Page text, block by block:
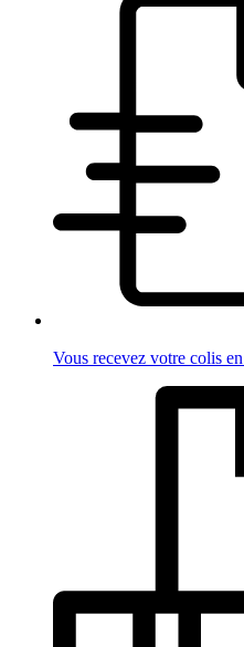
Vous recevez votre colis